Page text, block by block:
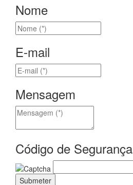
Nome
E-mail
Mensagem
Código de Segurança